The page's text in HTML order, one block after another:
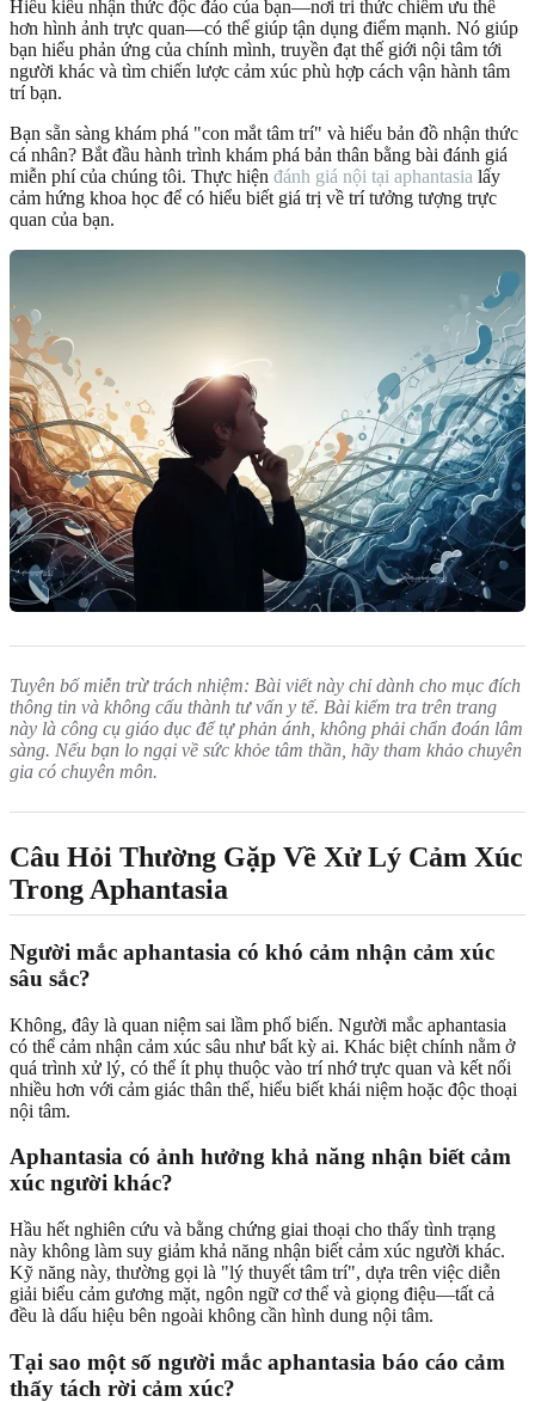
Hiểu kiểu nhận thức độc đáo của bạn—nơi tri thức chiếm ưu thế
hơn hình ảnh trực quan—có thể giúp tận dụng điểm mạnh. Nó giúp
bạn hiểu phản ứng của chính mình, truyền đạt thế giới nội tâm tới
người khác và tìm chiến lược cảm xúc phù hợp cách vận hành tâm
trí bạn.
Bạn sẵn sàng khám phá "con mắt tâm trí" và hiểu bản đồ nhận thức
cá nhân? Bắt đầu hành trình khám phá bản thân bằng bài đánh giá
miễn phí của chúng tôi. Thực hiện đánh giá nội tại aphantasia lấy
cảm hứng khoa học để có hiểu biết giá trị về trí tưởng tượng trực
quan của bạn.
Tuyên bố miễn trừ trách nhiệm: Bài viết này chỉ dành cho mục đích
thông tin và không cấu thành tư vấn y tế. Bài kiểm tra trên trang
này là công cụ giáo dục để tự phản ánh, không phải chẩn đoán lâm
sàng. Nếu bạn lo ngại về sức khỏe tâm thần, hãy tham khảo chuyên
gia có chuyên môn.
Câu Hỏi Thường Gặp Về Xử Lý Cảm Xúc
Trong Aphantasia
Người mắc aphantasia có khó cảm nhận cảm xúc
sâu sắc?
Không, đây là quan niệm sai lầm phổ biến. Người mắc aphantasia
có thể cảm nhận cảm xúc sâu như bất kỳ ai. Khác biệt chính nằm ở
quá trình xử lý, có thể ít phụ thuộc vào trí nhớ trực quan và kết nối
nhiều hơn với cảm giác thân thể, hiểu biết khái niệm hoặc độc thoại
nội tâm.
Aphantasia có ảnh hưởng khả năng nhận biết cảm
xúc người khác?
Hầu hết nghiên cứu và bằng chứng giai thoại cho thấy tình trạng
này không làm suy giảm khả năng nhận biết cảm xúc người khác.
Kỹ năng này, thường gọi là "lý thuyết tâm trí", dựa trên việc diễn
giải biểu cảm gương mặt, ngôn ngữ cơ thể và giọng điệu—tất cả
đều là dấu hiệu bên ngoài không cần hình dung nội tâm.
Tại sao một số người mắc aphantasia báo cáo cảm
thấy tách rời cảm xúc?